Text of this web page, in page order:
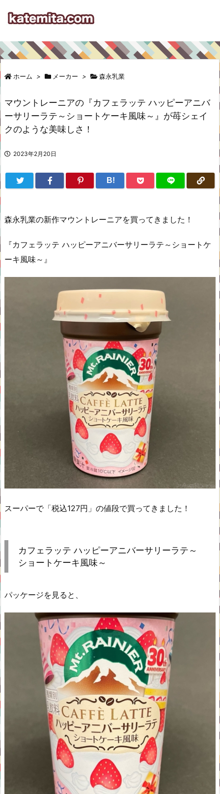
ホーム > メーカー > 森永乳業
マウントレーニアの『カフェラッテ ハッピーアニバ
ーサリーラテ～ショートケーキ風味～』が苺シェイ
クのような美味しさ！
2023年2月20日
B!
森永乳業の新作マウントレーニアを買ってきました！
『カフェラッテ ハッピーアニバーサリーラテ～ショートケ
ーキ風味～』
スーパーで「税込127円」の値段で買ってきました！
カフェラッテ ハッピーアニバーサリーラテ～
ショートケーキ風味～
パッケージを見ると、